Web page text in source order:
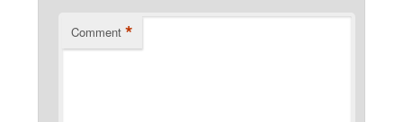
Comment *